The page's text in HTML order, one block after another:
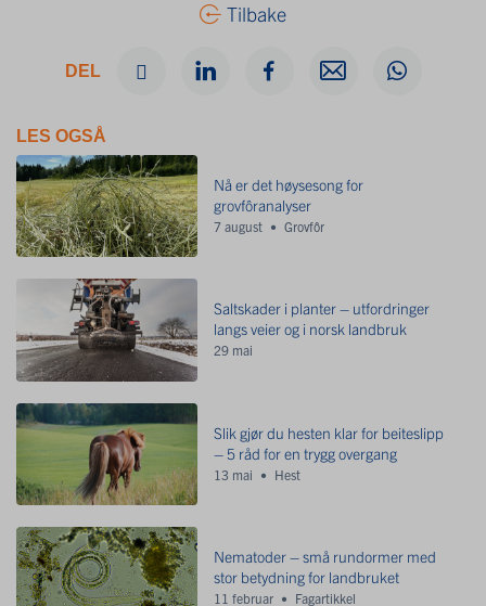
Tilbake
DEL
LES OGSÅ
Nå er det høysesong for
grovfôranalyser
7 august Grovfôr
Saltskader i planter – utfordringer
langs veier og i norsk landbruk
29 mai
Slik gjør du hesten klar for beiteslipp
– 5 råd for en trygg overgang
13 mai Hest
Nematoder – små rundormer med
stor betydning for landbruket
11 februar Fagartikkel